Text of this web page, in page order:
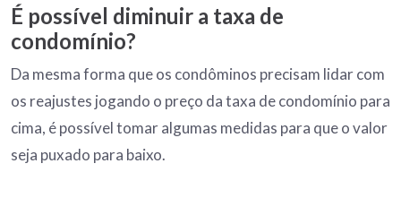
É possível diminuir a taxa de
condomínio?
Da mesma forma que os condôminos precisam lidar com
os reajustes jogando o preço da taxa de condomínio para
cima, é possível tomar algumas medidas para que o valor
seja puxado para baixo.